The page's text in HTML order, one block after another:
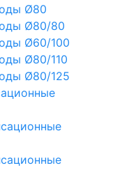
Ø80
Ø80/80
Ø60/100
Ø80/110
Ø80/125